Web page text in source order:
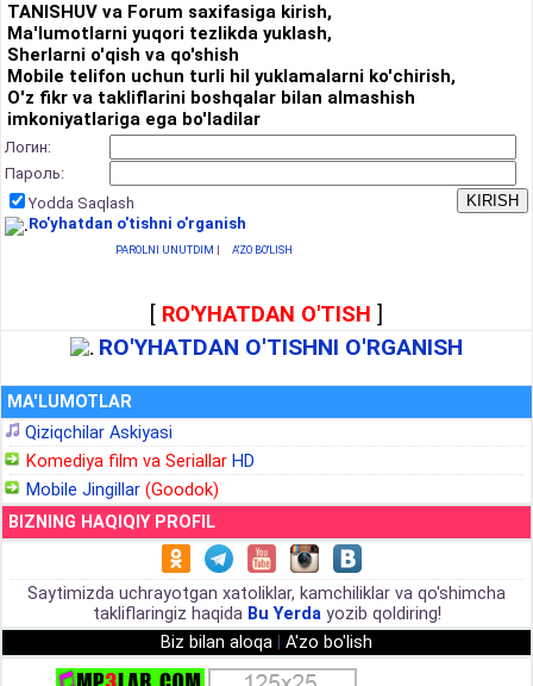
TANISHUV va Forum saxifasiga kirish,
Ma'lumotlarni yuqori tezlikda yuklash,
Sherlarni o'qish va qo'shish
Mobile telifon uchun turli hil yuklamalarni ko'chirish,
O'z fikr va takliflarini boshqalar bilan almashish
imkoniyatlariga ega bo'ladilar
Логин:
Пароль:
Yodda Saqlash
Ro'yhatdan o'tishni o'rganish
PAROLNI UNUTDIM | A'ZO BO'LISH
[ RO'YHATDAN O'TISH ]
RO'YHATDAN O'TISHNI O'RGANISH
MA'LUMOTLAR
Qiziqchilar Askiyasi
Komediya film va Seriallar HD
Mobile Jingillar (Goodok)
BIZNING HAQIQIY PROFIL
Saytimizda uchrayotgan xatoliklar, kamchiliklar va qo'shimcha
takliflaringiz haqida Bu Yerdayozib qoldiring!
Biz bilan aloqa
A'zo bo'lish